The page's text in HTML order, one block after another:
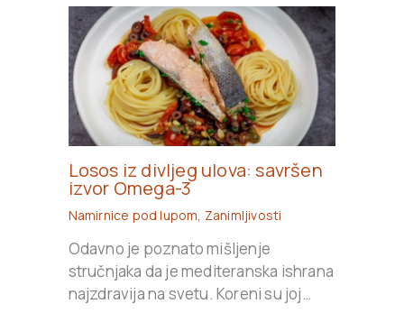
Losos iz divljeg ulova: savršen
izvor Omega-3
Namirnice pod lupom, Zanimljivosti
Odavno je poznato mišljenje
stručnjaka da je mediteranska ishrana
najzdravija na svetu. Koreni su joj…